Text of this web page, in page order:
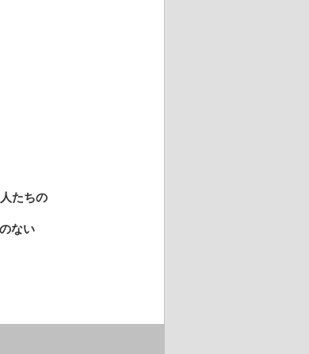
たちの
ない